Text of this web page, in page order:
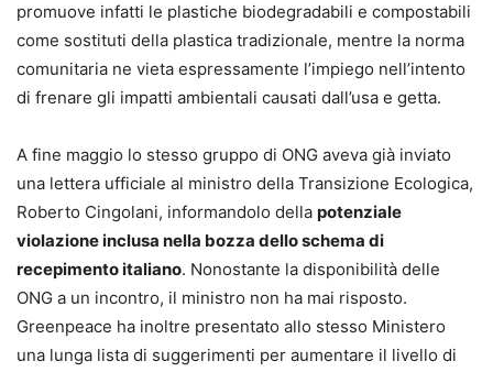
promuove infatti le plastiche biodegradabili e compostabili
come sostituti della plastica tradizionale, mentre la norma
comunitaria ne vieta espressamente l’impiego nell’intento
di frenare gli impatti ambientali causati dall’usa e getta.
A fine maggio lo stesso gruppo di ONG aveva già inviato
una lettera ufficiale al ministro della Transizione Ecologica,
Roberto Cingolani, informandolo della potenziale
violazione inclusa nella bozza dello schema di
recepimento italiano. Nonostante la disponibilità delle
ONG a un incontro, il ministro non ha mai risposto.
Greenpeace ha inoltre presentato allo stesso Ministero
una lunga lista di suggerimenti per aumentare il livello di